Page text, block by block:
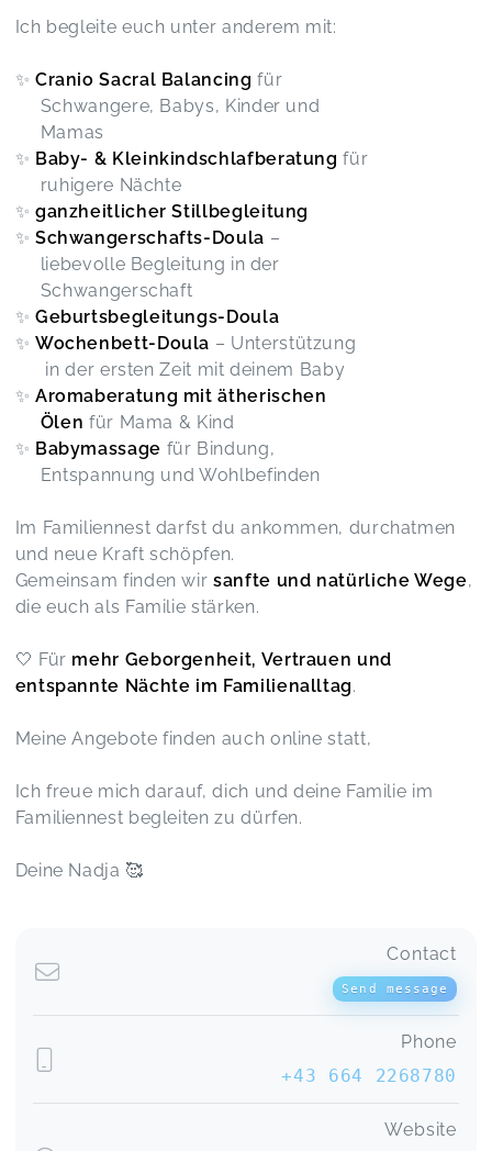
Ich begleite euch unter anderem mit:
✨ Cranio Sacral Balancing für
Schwangere, Babys, Kinder und
Mamas
✨ Baby- & Kleinkindschlafberatung für
ruhigere Nächte
✨ ganzheitlicher Stillbegleitung
✨ Schwangerschafts-Doula –
liebevolle Begleitung in der
Schwangerschaft
✨ Geburtsbegleitungs-Doula
✨ Wochenbett-Doula – Unterstützung
in der ersten Zeit mit deinem Baby
✨ Aromaberatung mit ätherischen
Ölen für Mama & Kind
✨ Babymassage für Bindung,
Entspannung und Wohlbefinden
Im Familiennest darfst du ankommen, durchatmen
und neue Kraft schöpfen.
Gemeinsam finden wirsanfte und natürliche Wege,
die euch als Familie stärken.
🤍 Für mehr Geborgenheit, Vertrauen und
entspannte Nächte im Familienalltag.
Meine Angebote finden auch online statt,
Ich freue mich darauf, dich und deine Familie im
Familiennest begleiten zu dürfen.
Deine Nadja 🥰
Contact
Send message
Phone
+43 664 2268780
Website